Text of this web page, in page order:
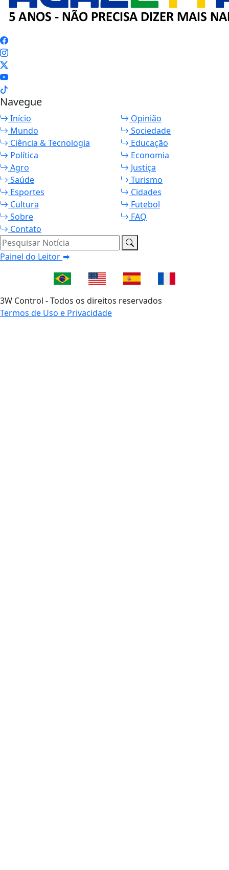
Navegue
Início
Opinião
Mundo
Sociedade
Ciência & Tecnologia
Educação
Política
Economia
Agro
Justiça
Saúde
Turismo
Esportes
Cidades
Cultura
Futebol
Sobre
FAQ
Contato
Pesquisar Notícia
Painel do Leitor
3W Control - Todos os direitos reservados
Termos de Uso e Privacidade